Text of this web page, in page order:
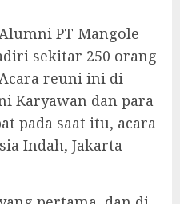
PT Mangole
sekitar 250 orang
reuni ini di
Karyawan dan para
pada saat itu, acara
Indah, Jakarta